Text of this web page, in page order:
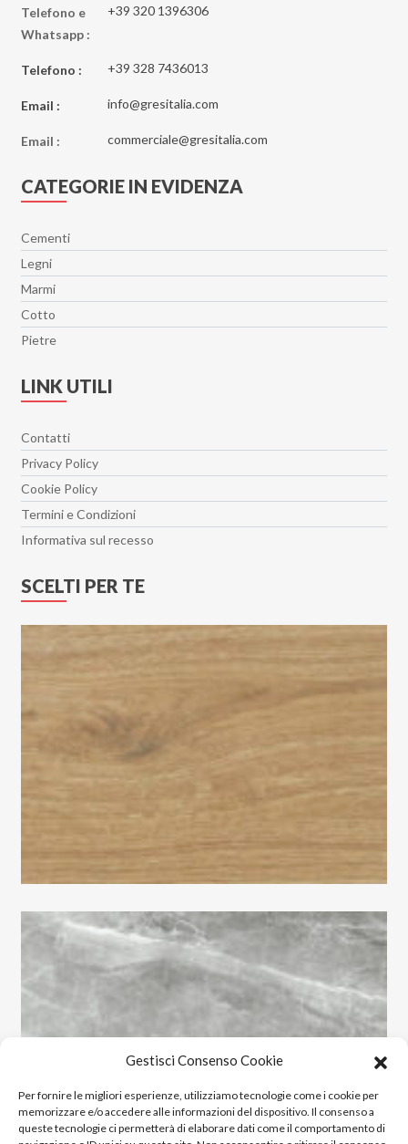
Gestisci Consenso Cookie
Per fornire le migliori esperienze, utilizziamo tecnologie come i cookie per
memorizzare e/o accedere alle informazioni del dispositivo. Il consenso a
queste tecnologie ci permetterà di elaborare dati come il comportamento di
Telefono e
Whatsapp :
+39 320 1396306
Telefono : +39 328 7436013
Email : info@gresitalia.com
Email : commerciale@gresitalia.com
CATEGORIE IN EVIDENZA
Cementi
Legni
Marmi
Cotto
Pietre
LINK UTILI
Contatti
Privacy Policy
Cookie Policy
Termini e Condizioni
Informativa sul recesso
SCELTI PER TE